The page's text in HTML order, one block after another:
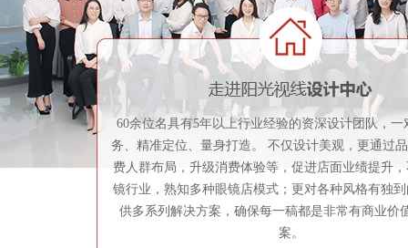
60余位名具有5年以上行业经验的资深设计团队，一
务、精准定位、量身打造。 不仅设计美观，更通过
费人群布局，升级消费体验等，促进店面业绩提升
镜行业，熟知多种眼镜店模式；更对各种风格有独
供多系列解决方案，确保每一稿都是非常有商业价
案。